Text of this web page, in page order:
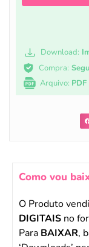
Download:
Compra:
Arquivo: PDF
Como vou
O Produto
DIGITAIS no
Para BAIXAR,